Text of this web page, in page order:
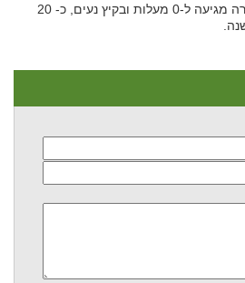
בדנמרק קר בחורף, טמפרטורה מגיעה ל-0 מעלות ובקיץ נעים, כ- 20